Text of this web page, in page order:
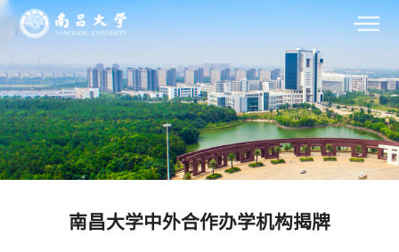
南昌大学中外合作办学机构揭牌